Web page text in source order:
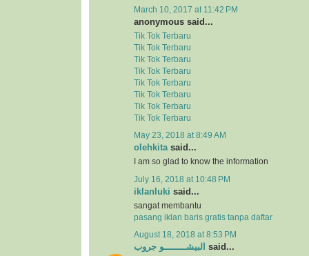
March 10, 2017 at 11:42 PM
anonymous said...
Tik Tok Terbaru
Tik Tok Terbaru
Tik Tok Terbaru
Tik Tok Terbaru
Tik Tok Terbaru
Tik Tok Terbaru
Tik Tok Terbaru
Tik Tok Terbaru
May 23, 2018 at 8:49 AM
olehkitasaid...
I am so glad to know the information
July 16, 2018 at 10:48 PM
iklanluki said...
sangat membantu
pasang iklan baris gratis tanpa daftar
August 18, 2018 at 8:53 PM
البيشــــــــو جروب said...